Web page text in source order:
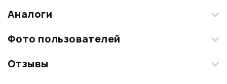
Аналоги
Фото пользователей
Загрузите свои фотографии купленного товара и получите
Отзывы